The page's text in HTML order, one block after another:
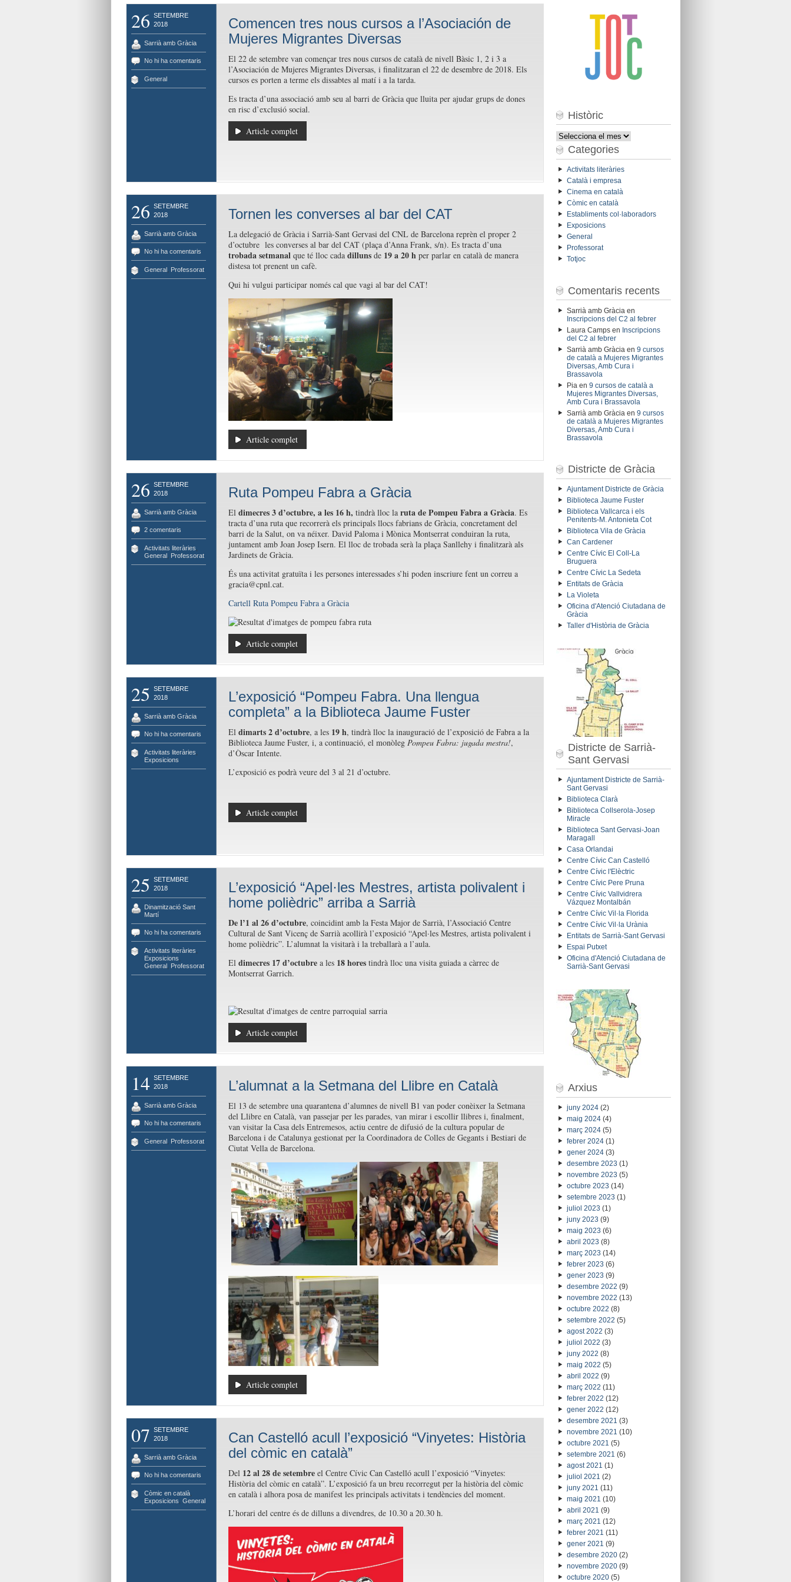
26 SETEMBRE
2018
Sarrià amb Gràcia
No hi ha comentaris
General
Comencen tres nous cursos a l’Asociación de
Mujeres Migrantes Diversas
El 22 de setembre van començar tres nous cursos de català de nivell Bàsic 1, 2 i 3 a
l’Asociación de Mujeres Migrantes Diversas, i finalitzaran el 22 de desembre de 2018. Els
cursos es porten a terme els dissabtes al matí i a la tarda.
Es tracta d’una associació amb seu al barri de Gràcia que lluita per ajudar grups de dones
en risc d’exclusió social.
Article complet
26 SETEMBRE
2018
Sarrià amb Gràcia
No hi ha comentaris
General, Professorat
Tornen les converses al bar del CAT
La delegació de Gràcia i Sarrià-Sant Gervasi del CNL de Barcelona reprèn el proper 2
d’octubre les converses al bar del CAT (plaça d’Anna Frank, s/n). Es tracta d’una
trobada setmanal que té lloc cada dillunsde 19 a 20 hper parlar en català de manera
distesa tot prenent un cafè.
Qui hi vulgui participar només cal que vagi al bar del CAT!
Article complet
26 SETEMBRE
2018
Sarrià amb Gràcia
2 comentaris
Activitats literàries
General, Professorat
Ruta Pompeu Fabra a Gràcia
El dimecres 3 d’octubre, a les 16 h, tindrà lloc la ruta de Pompeu Fabra a Gràcia. Es
tracta d’una ruta que recorrerà els principals llocs fabrians de Gràcia, concretament del
barri de la Salut, on va néixer. David Paloma i Mònica Montserrat conduiran la ruta,
juntament amb Joan Josep Isern. El lloc de trobada serà la plaça Sanllehy i finalitzarà als
Jardinets de Gràcia.
És una activitat gratuïta i les persones interessades s’hi poden inscriure fent un correu a
gracia@cpnl.cat.
Cartell Ruta Pompeu Fabra a Gràcia
Article complet
25
SETEMBRE
2018
Sarrià amb Gràcia
No hi ha comentaris
Activitats literàries
Exposicions
L’exposició “Pompeu Fabra. Una llengua
completa” a la Biblioteca Jaume Fuster
El dimarts 2 d’octubre, a les 19 h, tindrà lloc la inauguració de l’exposició de Fabra a la
Biblioteca Jaume Fuster, i, a continuació, el monòleg Pompeu Fabra: jugada mestra!,
d’Òscar Intente.
L’exposició es podrà veure del 3 al 21 d’octubre.
Article complet
25
SETEMBRE
2018
Dinamització Sant
Martí
No hi ha comentaris
Activitats literàries
Exposicions
General, Professorat
L’exposició “Apel·les Mestres, artista polivalent i
home polièdric” arriba a Sarrià
De l’1 al 26 d’octubre, coincidint amb la Festa Major de Sarrià, l’Associació Centre
Cultural de Sant Vicenç de Sarrià acollirà l’exposició “Apel·les Mestres, artista polivalent i
home polièdric”. L’alumnat la visitarà i la treballarà a l’aula.
El dimecres 17 d’octubrea les 18 horestindrà lloc una visita guiada a càrrec de
Montserrat Garrich.
Article complet
14 SETEMBRE
2018
Sarrià amb Gràcia
No hi ha comentaris
General, Professorat
L’alumnat a la Setmana del Llibre en Català
El 13 de setembre una quarantena d’alumnes de nivell B1 van poder conèixer la Setmana
del Llibre en Català, van passejar per les parades, van mirar i escollir llibres i, finalment,
van visitar la Casa dels Entremesos, actiu centre de difusió de la cultura popular de
Barcelona i de Catalunya gestionat per la Coordinadora de Colles de Gegants i Bestiari de
Ciutat Vella de Barcelona.
Article complet
07 SETEMBRE
2018
Sarrià amb Gràcia
No hi ha comentaris
Còmic en català,
Exposicions General
Can Castelló acull l’exposició “Vinyetes: Història
del còmic en català”
Del 12 al 28 de setembreel Centre Cívic Can Castelló acull l’exposició “Vinyetes:
Història del còmic en català”. L’exposició fa un breu recorregut per la història del còmic
en català i alhora posa de manifest les principals activitats i tendències del moment.
L’horari del centre és de dilluns a divendres, de 10.30 a 20.30 h.
Històric
Històric
Categories
Activitats literàries
Català i empresa
Cinema en català
Còmic en català
Establiments col·laboradors
Exposicions
General
Professorat
Totjoc
Comentaris recents
Sarrià amb Gràcia en
Inscripcions del C2 al febrer
Laura Campsen Inscripcions
del C2 al febrer
Sarrià amb Gràcia en 9 cursos
de català a Mujeres Migrantes
Diversas, Amb Cura i
Brassavola
Pia en 9 cursos de català a
Mujeres Migrantes Diversas,
Amb Cura i Brassavola
Sarrià amb Gràcia en 9 cursos
de català a Mujeres Migrantes
Diversas, Amb Cura i
Brassavola
Districte de Gràcia
Ajuntament Districte de Gràcia
Biblioteca Jaume Fuster
Biblioteca Vallcarca i els
Penitents-M. Antonieta Cot
Biblioteca Vila de Gràcia
Can Cardener
Centre Cívic El Coll-La
Bruguera
Centre Cívic La Sedeta
Entitats de Gràcia
La Violeta
Oficina d'Atenció Ciutadana de
Gràcia
Taller d'Història de Gràcia
Districte de Sarrià-
Sant Gervasi
Ajuntament Districte de Sarrià-
Sant Gervasi
Biblioteca Clarà
Biblioteca Collserola-Josep
Miracle
Biblioteca Sant Gervasi-Joan
Maragall
Casa Orlandai
Centre Cívic Can Castelló
Centre Cívic l'Elèctric
Centre Cívic Pere Pruna
Centre Cívic Vallvidrera
Vázquez Montalbán
Centre Cívic Vil·la Florida
Centre Cívic Vil·la Urània
Entitats de Sarrià-Sant Gervasi
Espai Putxet
Oficina d'Atenció Ciutadana de
Sarrià-Sant Gervasi
Arxius
juny 2024(2)
maig 2024(4)
març 2024(5)
febrer 2024(1)
gener 2024(3)
desembre 2023 (1)
novembre 2023 (5)
octubre 2023 (14)
setembre 2023 (1)
juliol 2023 (1)
juny 2023 (9)
maig 2023 (6)
abril 2023 (8)
març 2023 (14)
febrer 2023 (6)
gener 2023 (9)
desembre 2022 (9)
novembre 2022 (13)
octubre 2022 (8)
setembre 2022 (5)
agost 2022 (3)
juliol 2022 (3)
juny 2022 (8)
maig 2022 (5)
abril 2022 (9)
març 2022 (11)
febrer 2022 (12)
gener 2022 (12)
desembre 2021 (3)
novembre 2021 (10)
octubre 2021 (5)
setembre 2021 (6)
agost 2021 (1)
juliol 2021 (2)
juny 2021 (11)
maig 2021 (10)
abril 2021 (9)
març 2021 (12)
febrer 2021 (11)
gener 2021 (9)
desembre 2020(2)
novembre 2020(9)
octubre 2020(5)